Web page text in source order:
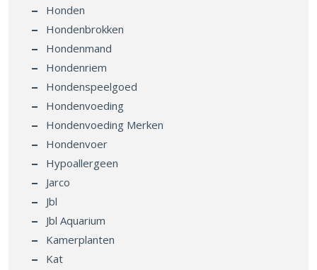
Honden
Hondenbrokken
Hondenmand
Hondenriem
Hondenspeelgoed
Hondenvoeding
Hondenvoeding Merken
Hondenvoer
Hypoallergeen
Jarco
Jbl
Jbl Aquarium
Kamerplanten
Kat